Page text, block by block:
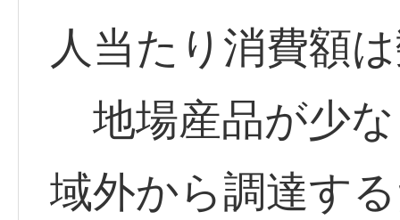
人当たり消費額
地場産品が少
域外から調達す